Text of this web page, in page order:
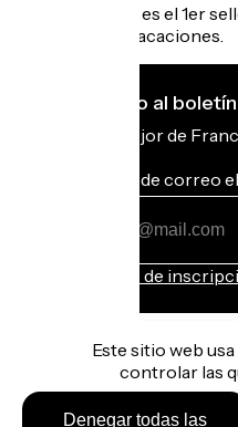
Accueil Vélo es el 1er
ciclistas de vacaciones.
Me suscribo al boletín
Recibe lo mejor de
Mi dirección de correo
electrónico
Condiciones de
Financiado en el marco de
Este sitio web
controlar las
Denegar todas las